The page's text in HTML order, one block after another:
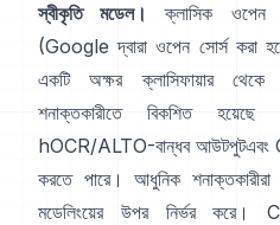
স্বীকৃতি মডেল।
ক্লাসিক ওপেন
(Google দ্বারা ওপেন সোর্স করা
একটি অক্ষর ক্লাসিফায়ার
শনাক্তকারীতে বিকশিত
hOCR/ALTO-বান্ধব আউটপুটএবং
করতে পারে। আধুনিক
মডেলিংয়ের উপর নির্ভর করে।